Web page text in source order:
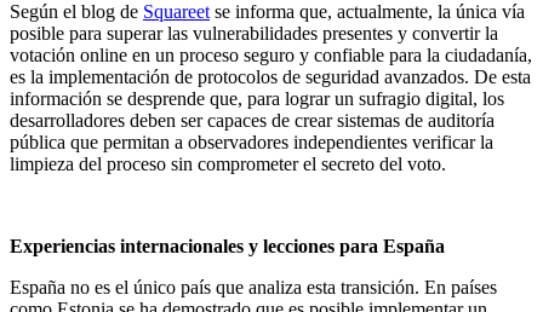
Según el blog de Squareetse informa que, actualmente, la única vía
posible para superar las vulnerabilidades presentes y convertir la
votación online en un proceso seguro y confiable para la ciudadanía,
es la implementación de protocolos de seguridad avanzados. De esta
información se desprende que, para lograr un sufragio digital, los
desarrolladores deben ser capaces de crear sistemas de auditoría
pública que permitan a observadores independientes verificar la
limpieza del proceso sin comprometer el secreto del voto.
Experiencias internacionales y lecciones para España
España no es el único país que analiza esta transición. En países